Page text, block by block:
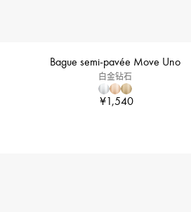
Bague semi-pavée Move Uno
白金钻石
¥1,540